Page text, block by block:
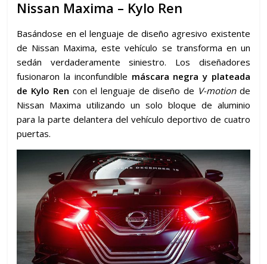
Nissan Maxima – Kylo Ren
Basándose en el lenguaje de diseño agresivo existente
de Nissan Maxima, este vehículo se transforma en un
sedán verdaderamente siniestro. Los diseñadores
fusionaron la inconfundible máscara negra y plateada
de Kylo Ren con el lenguaje de diseño de V-motion de
Nissan Maxima utilizando un solo bloque de aluminio
para la parte delantera del vehículo deportivo de cuatro
puertas.